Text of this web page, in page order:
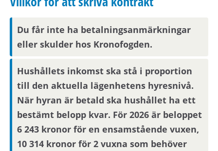
Det är individuell mätning av varmvatten samt
hushållsel.
Förmedlingsinformation
Viktig information om visning eller
förmedling kan skickas ut via sms.Uppdatera
dina kontaktuppgifter på Mina sidor. Om
hyresvärden har villkor om antal
hushållsmedlemmar hämtar och behandlar vi
Du får inte ha betalningsanmärkningar
eller skulder hos Kronofogden.
Hushållets inkomst ska stå i proportion
till den aktuella lägenhetens hyresnivå.
När hyran är betald ska hushållet ha ett
bestämt belopp kvar. För 2026 är beloppet
6 243 kronor för en ensamstående vuxen,
10 314 kronor för 2 vuxna som behöver